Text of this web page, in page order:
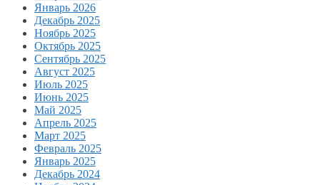
Январь 2026
Декабрь 2025
Ноябрь 2025
Октябрь 2025
Сентябрь 2025
Август 2025
Июль 2025
Июнь 2025
Май 2025
Апрель 2025
Март 2025
Февраль 2025
Январь 2025
Декабрь 2024